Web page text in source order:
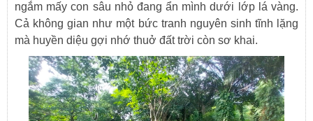
ngắm mấy con sâu nhỏ đang ẩn mình dưới lớp lá vàng.
Cả không gian như một bức tranh nguyên sinh tĩnh lặng
mà huyền diệu gợi nhớ thuở đất trời còn sơ khai.